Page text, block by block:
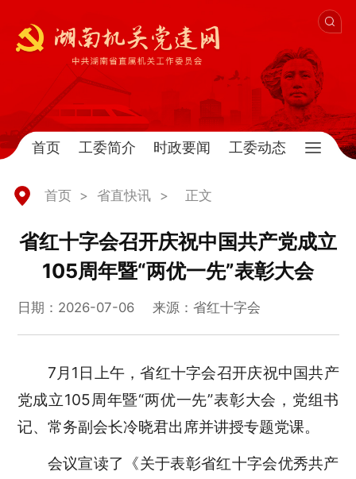
首页 工委简介 时政要闻 工委动态
首页 > 省直快讯 > 正文
省红十字会召开庆祝中国共产党成立
105周年暨“两优一先”表彰大会
日期：2026-07-06 来源：省红十字会
7月1日上午，省红十字会召开庆祝中国共产
党成立105周年暨“两优一先”表彰大会，党组书
记、常务副会长冷晓君出席并讲授专题党课。
会议宣读了《关于表彰省红十字会优秀共产